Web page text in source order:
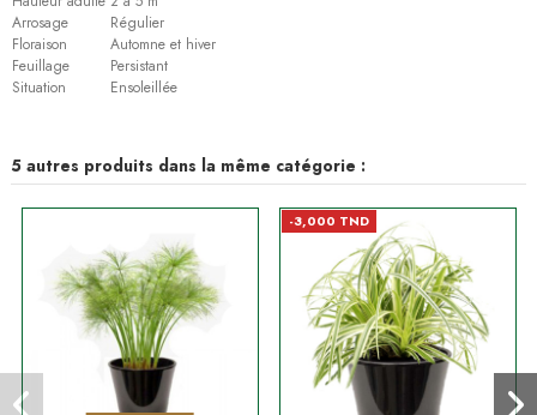
Arrosage
Régulier
Floraison
Automne et hiver
Feuillage
Persistant
Situation
Ensoleillée
5 autres produits dans la même catégorie :
-3,000 TND